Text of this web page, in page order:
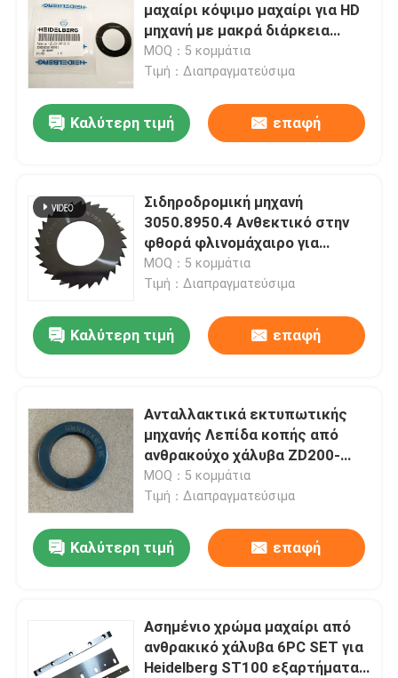
μαχαίρι κόψιμο μαχαίρι για HD
μηχανή με μακρά διάρκεια
ζωής
MOQ：5 κομμάτια
Τιμή：Διαπραγματεύσιμα
Καλύτερη τιμή επαφή
Σιδηροδρομική μηχανή
3050.8950.4 Ανθεκτικό στην
φθορά φλινομάχαιρο για
συνδετικές συσκευές Muller
Martini
MOQ：5 κομμάτια
Τιμή：Διαπραγματεύσιμα
Καλύτερη τιμή επαφή
Ανταλλακτικά εκτυπωτικής
μηχανής Λεπίδα κοπής από
ανθρακούχο χάλυβα ZD200-
742-10-00 Starr 36 Αξεσουάρ
Μηχανής αναδίπλωσης
MOQ：5 κομμάτια
Τιμή：Διαπραγματεύσιμα
Καλύτερη τιμή επαφή
Ασημένιο χρώμα μαχαίρι από
ανθρακικό χάλυβα 6PC SET για
Heidelberg ST100 εξαρτήματα